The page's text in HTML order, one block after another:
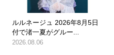
ルルネージュ 2026年8月5日
付で渚一夏がグルー...
2026.08.06